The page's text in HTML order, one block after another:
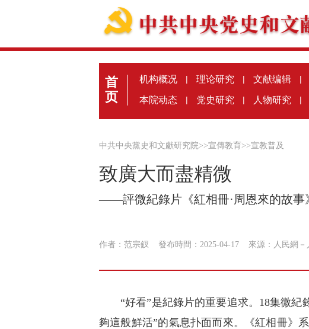
首
页
机构概况 | 理论研究 | 文献编辑 |
本院动态 | 党史研究 | 人物研究 |
中共中央黨史和文獻研究院>>宣傳教育 >>宣教普及
致廣大而盡精微
——評微紀錄片《紅相冊·周恩來的故事
作者：范宗釵 發布時間：2025-04-17 來源： 人民網－
“好看”是紀錄片的重要追求。18集微
夠這般鮮活”的氣息扑面而來。《紅相冊》